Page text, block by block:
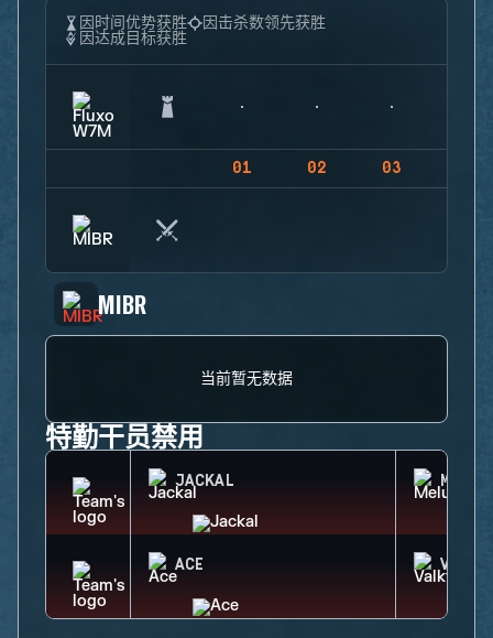
因时间优势获胜
因击杀数领先获胜
因达成目标获胜
01 02 03
MIBR
当前暂无数据
特勤干员禁用
JACKAL
ACE